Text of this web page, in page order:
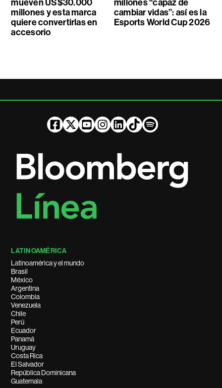
mueven US$30.000
millones y esta marca
quiere convertirlas en
accesorio
millones “capaz de
cambiar vidas”: así es la
Esports World Cup 2026
LATINOAMÉRICA
Latinoamérica y el mundo
Brasil
México
Argentina
Colombia
Venezuela
Chile
Perú
Ecuador
Panamá
Uruguay
Costa Rica
El Salvador
República Dominicana
Guatemala